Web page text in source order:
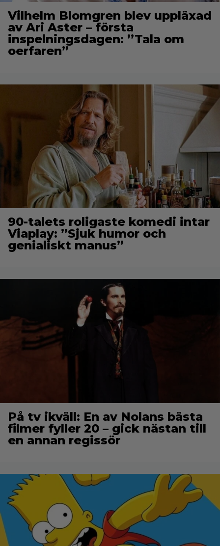
Vilhelm Blomgren blev uppläxad
av Ari Aster – första
inspelningsdagen: ”Tala om
oerfaren”
90-talets roligaste komedi intar
Viaplay: ”Sjuk humor och
genialiskt manus”
På tv ikväll: En av Nolans bästa
filmer fyller 20 – gick nästan till
en annan regissör